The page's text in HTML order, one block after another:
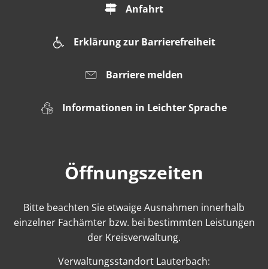
Anfahrt
Erklärung zur Barrierefreiheit
Barriere melden
Informationen in Leichter Sprache
Öffnungszeiten
Bitte beachten Sie etwaige Ausnahmen innerhalb
einzelner Fachämter bzw. bei bestimmten Leistungen
der Kreisverwaltung.
Verwaltungsstandort Lauterbach: